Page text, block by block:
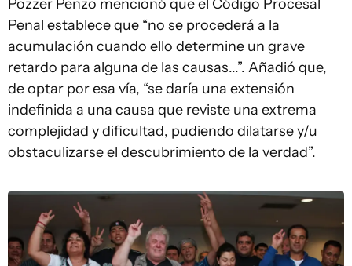
Pozzer Penzo mencionó que el Código Procesal
Penal establece que “no se procederá a la
acumulación cuando ello determine un grave
retardo para alguna de las causas...”. Añadió que,
de optar por esa vía, “se daría una extensión
indefinida a una causa que reviste una extrema
complejidad y dificultad, pudiendo dilatarse y/u
obstaculizarse el descubrimiento de la verdad”.